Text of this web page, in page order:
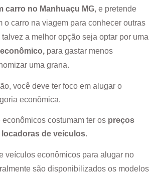
carro no Manhuaçu MG, e pretende
o carro na viagem para conhecer outras
a melhor opção seja optar por uma
para gastar menos
uma grana.
você deve ter foco em alugar o
econômica.
costumam ter os preços
de veículos.
veículos econômicos para alugar no
são disponibilizados os modelos